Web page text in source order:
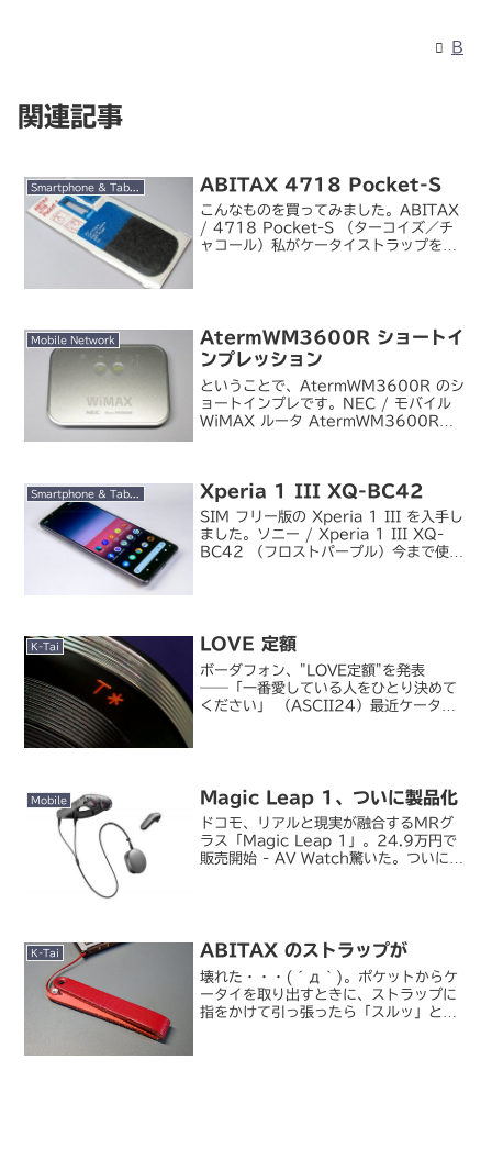
B
関連記事
ABITAX 4718 Pocket-S
こんなものを買ってみました。ABITAX
/ 4718 Pocket-S （ターコイズ／チ
ャコール）私がケータイストラップをよ
Mobile Network
AtermWM3600R ショートイ
ンプレッション
ということで、AtermWM3600R のシ
ョートインプレです。NEC / モバイル
WiMAX ルータ AtermWM3600R
Xperia 1 III XQ-BC42
SIM フリー版の Xperia 1 III を入手し
ました。ソニー / Xperia 1 III XQ-
BC42 （フロストパープル）今まで使っ
K-Tai LOVE 定額
ボーダフォン、"LOVE定額"を発表
――「一番愛している人をひとり決めて
ください」 （ASCII24）最近ケータイ
Mobile Magic Leap 1、ついに製品化
ドコモ、リアルと現実が融合するMRグ
ラス「Magic Leap 1」。24.9万円で
販売開始 - AV Watch驚いた。ついに出
K-Tai ABITAX のストラップが
壊れた・・・(´д｀)。ポケットからケ
ータイを取り出すときに、ストラップに
指をかけて引っ張ったら「スルッ」とス